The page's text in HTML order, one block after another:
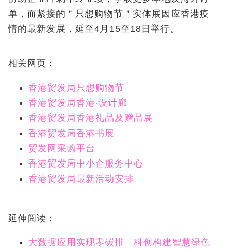
单，而紧接的＂只想购物节＂实体展因应香港疫
情的最新发展，延至4月15至18日举行。
相关网页：
香港贸发局只想购物节
香港贸发局香港‧设计廊
香港贸发局香港礼品及赠品展
香港贸发局香港书展
贸发网采购平台
香港贸发局中小企服务中心
香港贸发局最新活动安排
延伸阅读：
大数据应用实现零碳排 科创构建智慧绿色